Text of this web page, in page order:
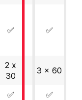
✅ ✅
2 x
30
3 x 60
✅
✅